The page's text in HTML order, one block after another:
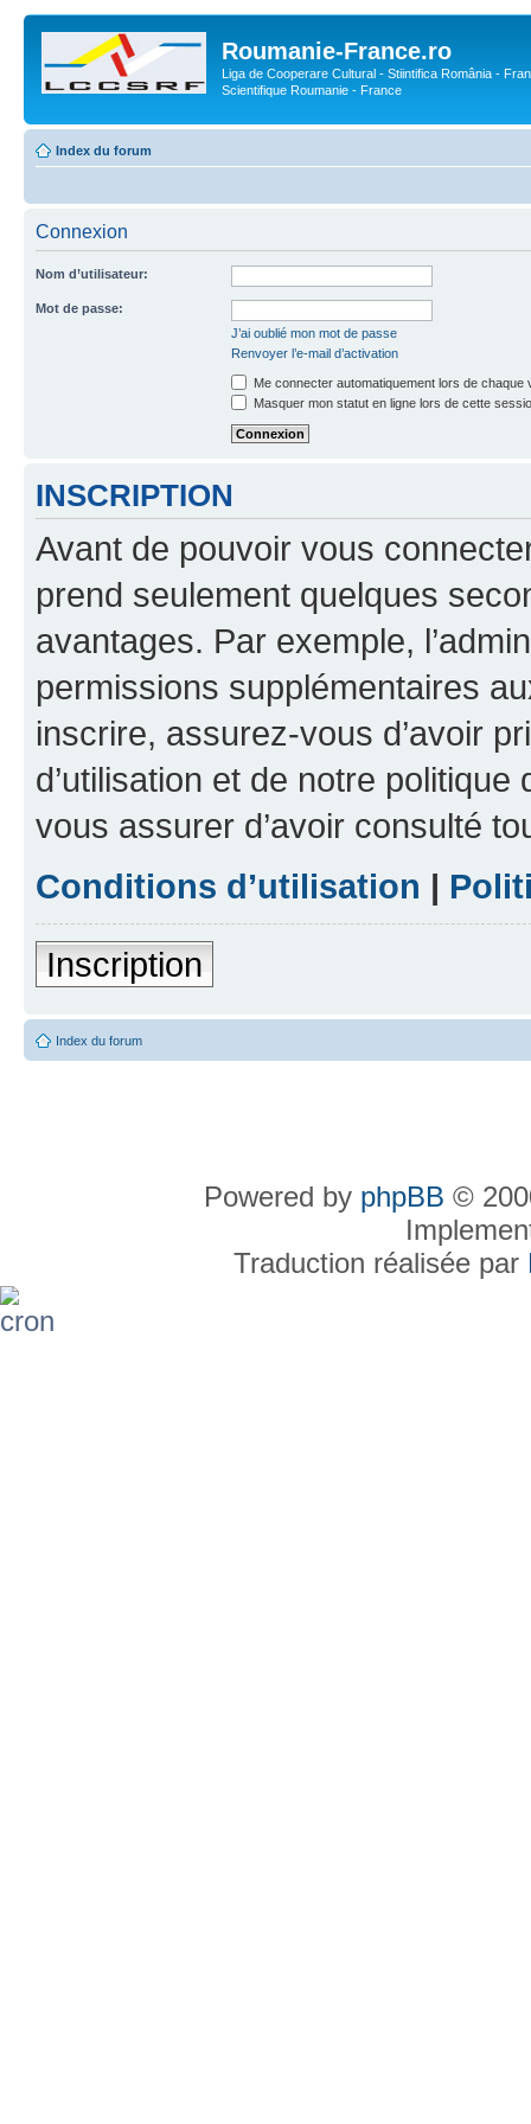
Roumanie-France.ro
Liga de Cooperare Cultural - Stiintifica România -
Scientifique Roumanie - France
Index du forum
Connexion
Nom d’utilisateur:
Mot de passe:
J’ai oublié mon mot de passe
Renvoyer l’e-mail d’activation
Me connecter automatiquement lors de chaque
Masquer mon statut en ligne lors de cette
INSCRIPTION
Avant de pouvoir vous
prend seulement quelques
avantages. Par exemple,
permissions supplémentaires
inscrire, assurez-vous d’avoir
d’utilisation et de notre
vous assurer d’avoir consulté
Conditions d’utilisation |
Inscription
Index du forum
Powered by phpBB ©
Traduction réalisée par